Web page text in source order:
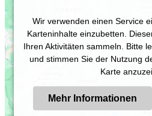
Wir verwenden einen Service
Karteninhalte einzubetten.
Ihren Aktivitäten sammeln. Bitte
und stimmen Sie der Nutzung
Karte
Mehr Informationen